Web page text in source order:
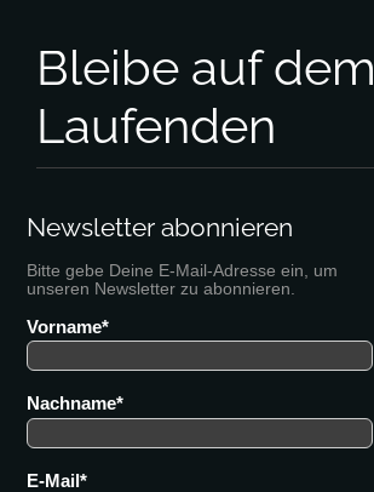
Bleibe auf dem
Laufenden
Newsletter abonnieren
Bitte gebe Deine E-Mail-Adresse ein, um
unseren Newsletter zu abonnieren.
Vorname
Nachname
E-Mail